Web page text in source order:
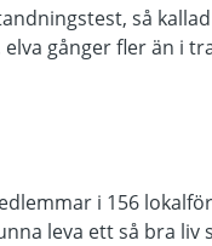
så
gånger fler än i
i 156
leva ett så bra